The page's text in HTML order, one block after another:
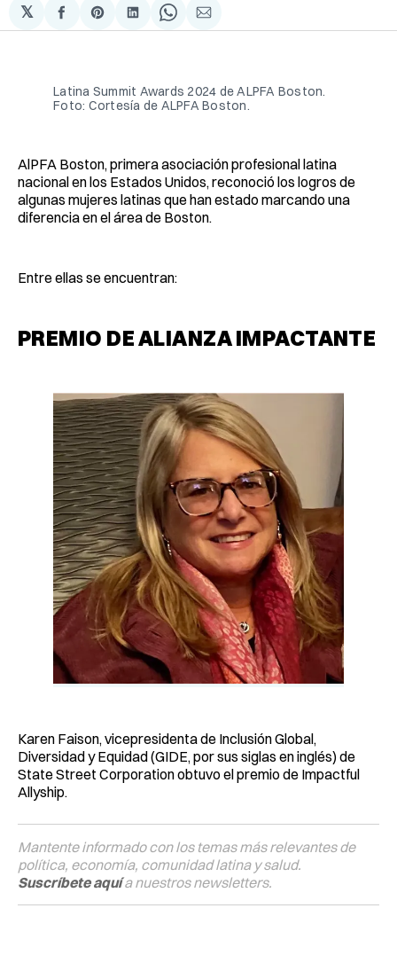
𝕏
Compartir
en
Share
on
Compartir
en
Share
on
Compartir
via
Latina Summit Awards 2024 de ALPFA Boston.
Foto: Cortesía de ALPFA Boston.
AlPFA Boston, primera asociación profesional latina
nacional en los Estados Unidos, reconoció los logros de
algunas mujeres latinas que han estado marcando una
diferencia en el área de Boston.
Entre ellas se encuentran:
PREMIO DE ALIANZA IMPACTANTE
Karen Faison, vicepresidenta de Inclusión Global,
Diversidad y Equidad (GIDE, por sus siglas en inglés) de
State Street Corporation obtuvo el premio de Impactful
Allyship.
Mantente informado con los temas más relevantes de
política, economía, comunidad latina y salud.
Suscríbete aquía nuestros newsletters.